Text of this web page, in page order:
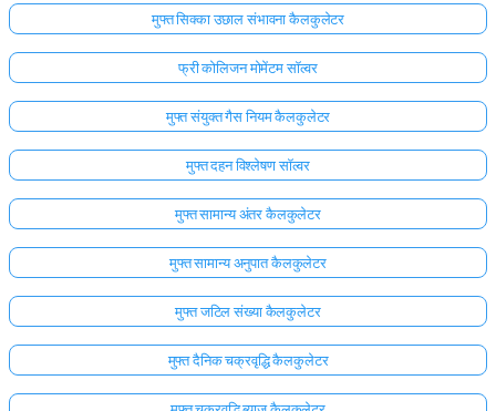
मुफ्त सिक्का उछाल संभावना कैलकुलेटर
फ्री कोलिजन मोमेंटम सॉल्वर
मुफ्त संयुक्त गैस नियम कैलकुलेटर
मुफ्त दहन विश्लेषण सॉल्वर
मुफ्त सामान्य अंतर कैलकुलेटर
मुफ्त सामान्य अनुपात कैलकुलेटर
मुफ्त जटिल संख्या कैलकुलेटर
मुफ्त दैनिक चक्रवृद्धि कैलकुलेटर